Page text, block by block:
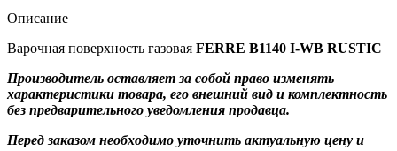
Описание
Варочная поверхность газовая FERRE B1140 I-WB RUSTIC
Производитель оставляет за собой право изменять
характеристики товара, его внешний вид и комплектность
без предварительного уведомления продавца.
Перед заказом необходимо уточнить актуальную цену и